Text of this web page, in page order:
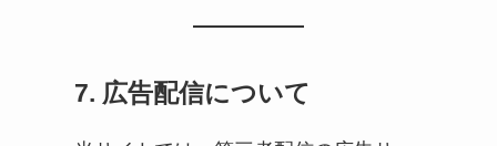
7. 広告配信について